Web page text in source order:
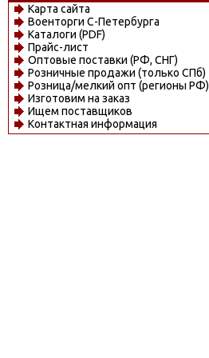
Карта сайта
Военторги С-Петербурга
Каталоги (PDF)
Прайс-лист
Оптовые поставки (РФ, СНГ)
Розничные продажи (только СПб)
Розница/мелкий опт (регионы РФ)
Изготовим на заказ
Ищем поставщиков
Контактная информация